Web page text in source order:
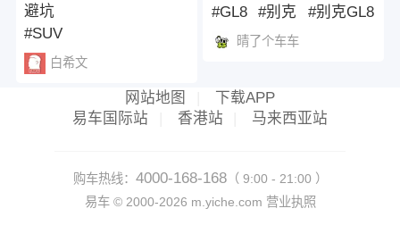
避坑
#SUV
白希文
MPV也能玩露营？别克
GL8陆尚：莫干山版
《爱乐之城》，全场景
月上市全面升级
#GL8 #别克 #别克GL8
晴了个车车
网站地图
下载APP
易车国际站
香港站 马来西亚站
购车热线： 4000-168-168（ 9:00 - 21:00 ）
易车 © 2000-2026 m.yiche.com 营业执照